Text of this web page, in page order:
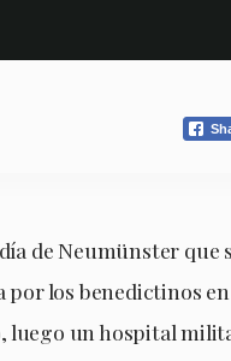
de Neumünster que
los benedictinos
luego un hospital